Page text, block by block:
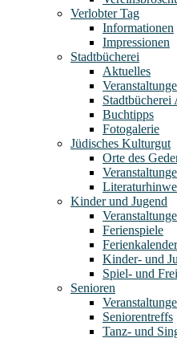
Verlobter Tag
Informationen
Impressionen
Stadtbücherei
Aktuelles
Stadtbücherei
Buchtipps
Fotogalerie
Jüdisches Kulturgut
Orte des
Kinder und Jugend
Ferienspiele
Ferienkalender
Kinder- und
Spiel- und
Senioren
Seniorentreffs
Tanz- und